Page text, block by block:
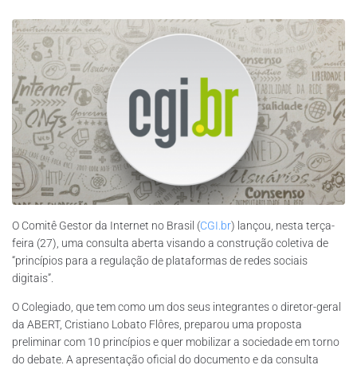
O Comitê Gestor da Internet no Brasil (CGI.br) lançou, nesta terça-
feira (27), uma consulta aberta visando a construção coletiva de
“princípios para a regulação de plataformas de redes sociais
digitais”.
O Colegiado, que tem como um dos seus integrantes o diretor-geral
da ABERT, Cristiano Lobato Flôres, preparou uma proposta
preliminar com 10 princípios e quer mobilizar a sociedade em torno
do debate. A apresentação oficial do documento e da consulta